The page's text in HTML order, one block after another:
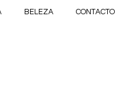
BELEZA CONTACTO